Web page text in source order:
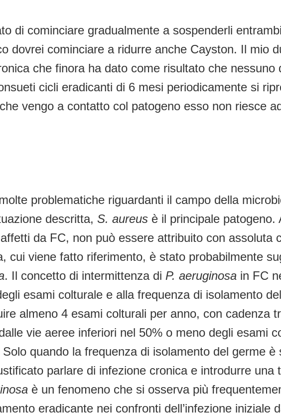
di cominciare gradualmente a sospenderli
dovrei cominciare a ridurre anche Cayston. Il mio
che finora ha dato come risultato che
cicli eradicanti di 6 mesi periodicamente si
vengo a contatto col patogeno esso non riesce
problematiche riguardanti il campo della
descritta, S. aureus è il principale patogeno.
da FC, non può essere attribuito con
cui viene fatto riferimento, è stato probabilmente
. Il concetto di intermittenza di P. aeruginosa in FC
esami colturale e alla frequenza di isolamento
almeno 4 esami colturali per anno, con cadenza
vie aeree inferiori nel 50% o meno degli esami
quando la frequenza di isolamento del germe
parlare di infezione cronica e introdurre una
è un fenomeno che si osserva più
eradicante nei confronti dell’infezione iniziale